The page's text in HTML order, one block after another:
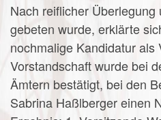
Nach reiflicher
gebeten wurde, erklärte
nochmalige Kandidatur als
Vorstandschaft wurde bei
Ämtern bestätigt, bei den
Sabrina Haßlberger einen